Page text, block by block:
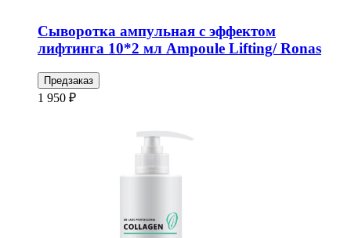
Сыворотка ампульная с эффектом
лифтинга 10*2 мл Ampoule Lifting/ Ronas
Предзаказ
1 950 ₽